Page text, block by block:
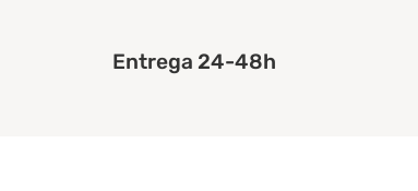
Entrega 24-48h